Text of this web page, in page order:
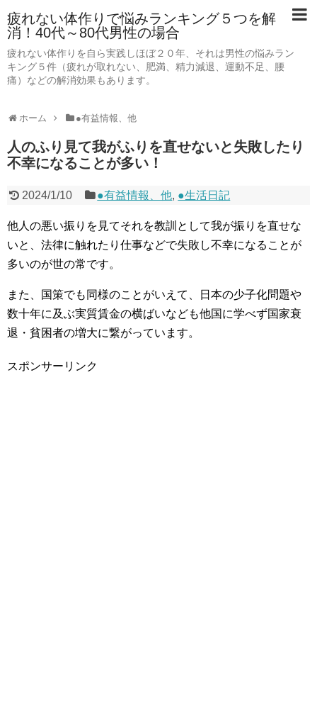
疲れない体作りで悩みランキング５つを解
消！40代～80代男性の場合
疲れない体作りを自ら実践しほぼ２０年、それは男性の悩みラン
キング５件（疲れが取れない、肥満、精力減退、運動不足、腰
痛）などの解消効果もあります。
ホーム ●有益情報、他
人のふり見て我がふりを直せないと失敗したり
不幸になることが多い！
2024/1/10 ●有益情報、他, ●生活日記
他人の悪い振りを見てそれを教訓として我が振りを直せな
いと、法律に触れたり仕事などで失敗し不幸になることが
多いのが世の常です。
また、国策でも同様のことがいえて、日本の少子化問題や
数十年に及ぶ実質賃金の横ばいなども他国に学べず国家衰
退・貧困者の増大に繋がっています。
スポンサーリンク